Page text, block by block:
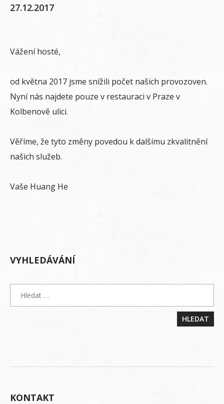
27.12.2017
Vážení hosté,
od května 2017 jsme snížili počet našich provozoven.
Nyní nás najdete pouze v restauraci v Praze v
Kolbenově ulici.
Věříme, že tyto změny povedou k dalšímu zkvalitnění
našich služeb.
Vaše Huang He
VYHLEDÁVÁNÍ
KONTAKT